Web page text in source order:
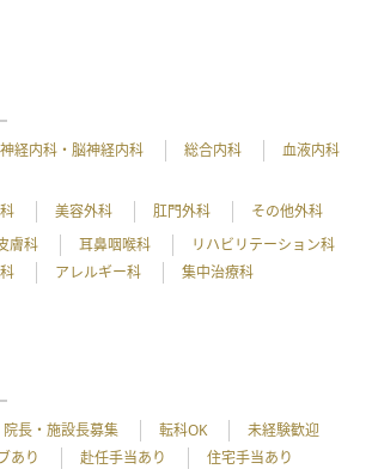
神経内科・脳神経内科 総合内科
血液内科
美容外科 肛門外科
その他外科
膚科 耳鼻咽喉科
リハビリテーション科
アレルギー科
集中治療科
院長・施設長募集 転科OK
未経験歓迎
あり 赴任手当あり
住宅手当あり